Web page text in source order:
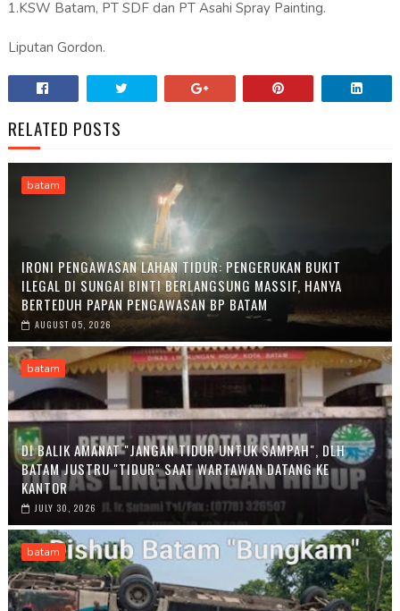
1.KSW Batam, PT SDF dan PT Asahi Spray Painting.
Liputan Gordon.
RELATED POSTS
batam
IRONI PENGAWASAN LAHAN TIDUR: PENGERUKAN BUKIT
ILEGAL DI SUNGAI BINTI BERLANGSUNG MASSIF, HANYA
BERTEDUH PAPAN PENGAWASAN BP BATAM
AUGUST 05, 2026
batam
DI BALIK AMANAT "JANGAN TIDUR UNTUK SAMPAH", DLH
BATAM JUSTRU "TIDUR" SAAT WARTAWAN DATANG KE
KANTOR
JULY 30, 2026
batam